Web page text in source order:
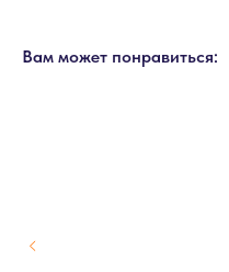
Вам может понравиться: